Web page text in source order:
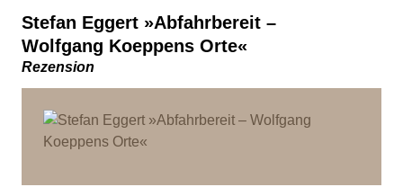
Stefan Eggert »Abfahrbereit –
Wolfgang Koeppens Orte«
Rezension